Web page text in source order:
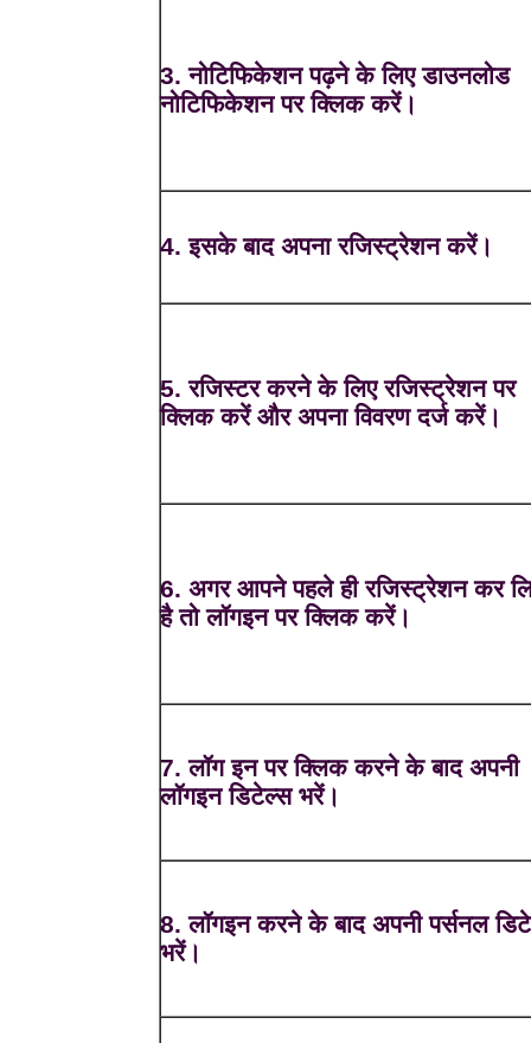
3. नोटिफिकेशन पढ़ने के लिए डाउनलोड
नोटिफिकेशन पर क्लिक करें।
4. इसके बाद अपना रजिस्ट्रेशन करें।
5. रजिस्टर करने के लिए रजिस्ट्रेशन पर
क्लिक करें और अपना विवरण दर्ज करें।
6. अगर आपने पहले ही रजिस्ट्रेशन कर
है तो लॉगइन पर क्लिक करें।
7. लॉग इन पर क्लिक करने के बाद अपनी
लॉगइन डिटेल्स भरें।
8. लॉगइन करने के बाद अपनी पर्सनल
भरें।